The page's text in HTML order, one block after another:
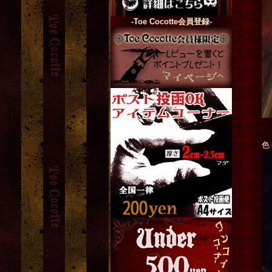
-Toe Cocotte会員登録-
色